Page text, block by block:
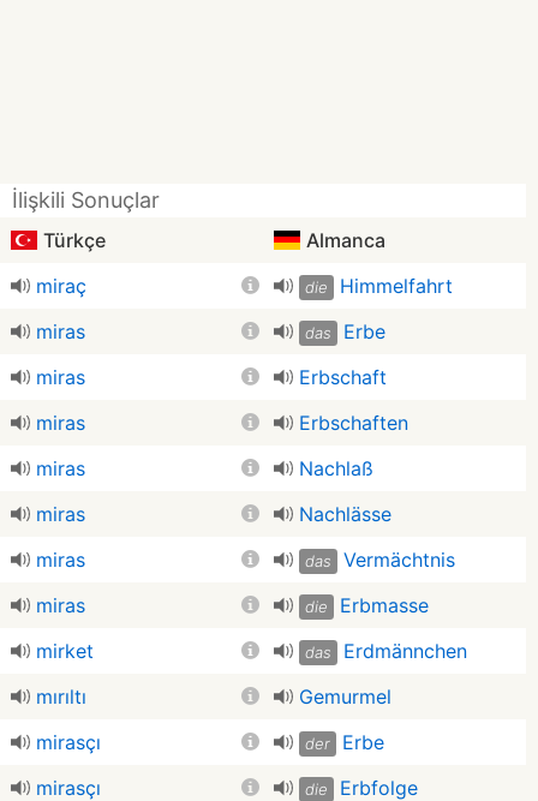
İlişkili Sonuçlar
Türkçe
Almanca
miraç
die
Himmelfahrt
miras
das
Erbe
miras
Erbschaft
miras
Erbschaften
miras
Nachlaß
miras
Nachlässe
miras
das
Vermächtnis
miras
die
Erbmasse
mirket
das
Erdmännchen
mırıltı
Gemurmel
mirasçı
der
Erbe
mirasçı
die
Erbfolge